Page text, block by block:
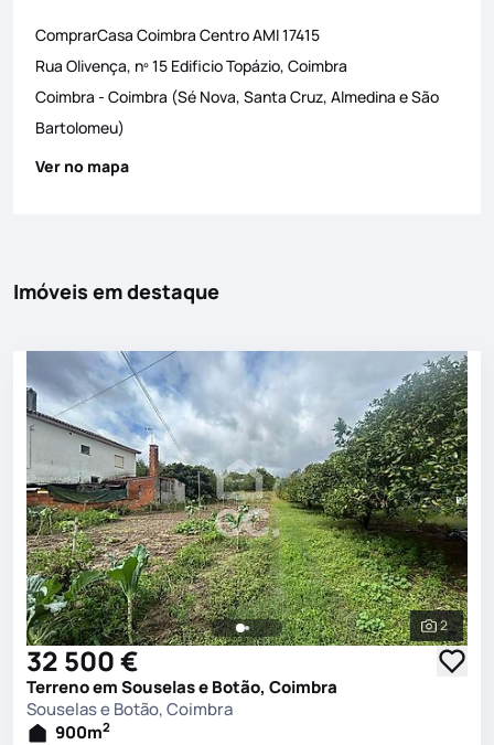
ComprarCasa Coimbra CentroAMI17415
Rua Olivença, nº 15 Edificio Topázio, Coimbra
Coimbra - Coimbra (Sé Nova, Santa Cruz, Almedina e São
Bartolomeu)
Ver no mapa
Imóveis em destaque
Ver
2
32 500 €
Terreno em Souselas e Botão, Coimbra
Souselas e Botão, Coimbra
900m2